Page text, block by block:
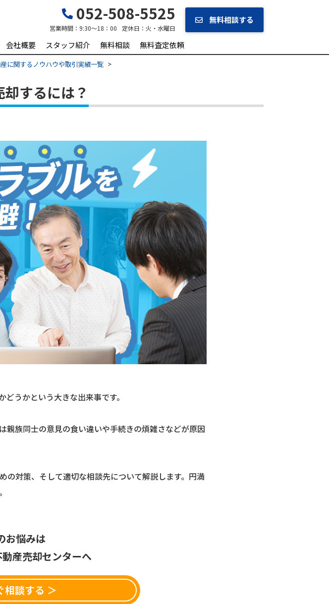
052-508-5525
営業時間： 9:30～18：00 定休日： 火・水曜日
無料相談する
会社概要 スタッフ紹介 無料相談 無料査定依頼
に関するノウハウや取引実績一覧
するには？
うかという大きな出来事です。
親族同士の意見の食い違いや手続きの煩雑さなどが原因
の対策、そして適切な相談先について解説します。円満
お悩みは
産売却センターへ
相談する ＞